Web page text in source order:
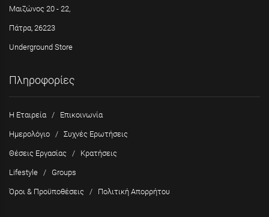
Μαιζώνος 20 - 22,
Πάτρα, 26223
Underground Store
Πληροφορίες
Η Εταιρεία/ Επικοινωνία
Ημερολόγιο / Συχνές Ερωτήσεις
Θέσεις Εργασίας / Κρατήσεις
Lifestyle / Groups
Όροι & Προϋποθέσεις / Πολιτική Απορρήτου